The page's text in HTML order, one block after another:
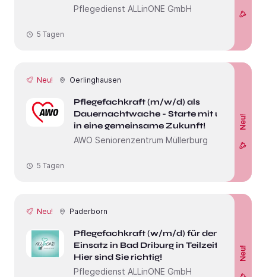
Pflegedienst ALLinONE GmbH
5 Tagen
Neu! Oerlinghausen
Pflegefachkraft (m/w/d) als
Dauernachtwache - Starte mit uns
in eine gemeinsame Zukunft!
AWO Seniorenzentrum Müllerburg
Neu!
5 Tagen
Neu! Paderborn
Pflegefachkraft (w/m/d) für den
Einsatz in Bad Driburg in Teilzeit -
Hier sind Sie richtig!
Pflegedienst ALLinONE GmbH
Neu!